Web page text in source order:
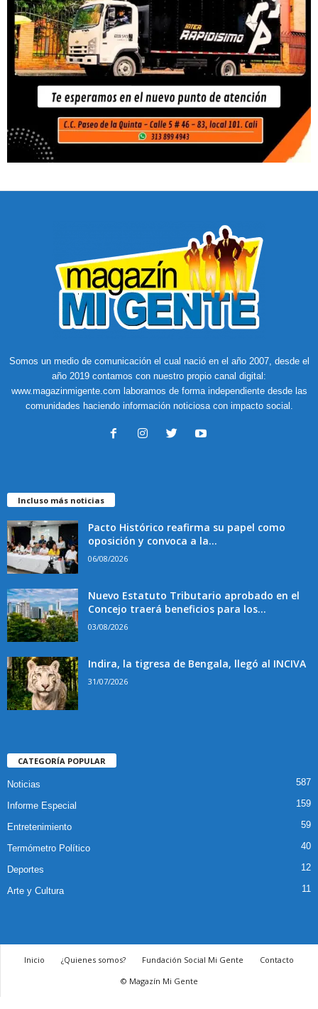
Somos un medio de comunicación el cual nació en el año 2007, desde el
año 2019 contamos con nuestro propio canal digital:
www.magazinmigente.com laboramos de forma independiente desde las
comunidades haciendo información noticiosa con impacto social.
Incluso más noticias
Pacto Histórico reafirma su papel como
oposición y convoca a la...
06/08/2026
Nuevo Estatuto Tributario aprobado en el
Concejo traerá beneficios para los...
03/08/2026
Indira, la tigresa de Bengala, llegó al INCIVA
31/07/2026
CATEGORÍA POPULAR
Noticias 587
Informe Especial 159
Entretenimiento 59
Termómetro Político 40
Deportes 12
Arte y Cultura 11
Inicio ¿Quienes somos? Fundación Social Mi Gente
Contacto
© Magazín Mi Gente